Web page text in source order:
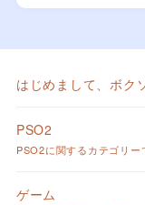
はじめまして、ボク
PSO2
PSO2に関するカテゴリー
ゲーム